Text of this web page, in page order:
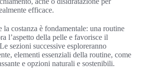
efficace.
costanza è fondamentale: una routine
l’aspetto della pelle e favorisce il
sezioni successive esploreranno
elementi essenziali della routine, come
e opzioni naturali e sostenibili.